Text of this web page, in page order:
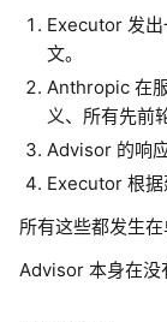
Executor 发出
文。
Anthropic 在
义、所有先前
Advisor 的响
Executor 根据
所有这些都发生
Advisor 本身在没